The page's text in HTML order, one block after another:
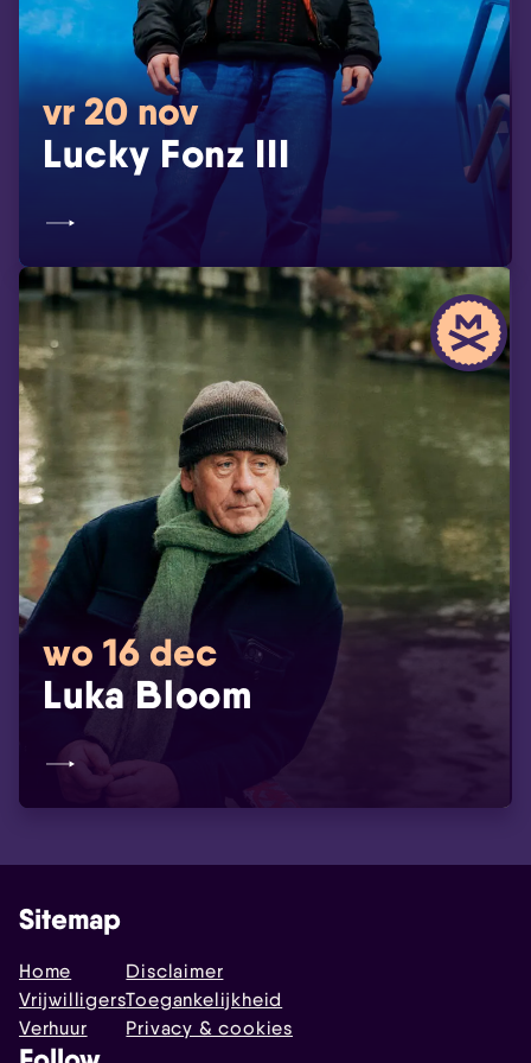
vr 20 nov
Lucky Fonz III
wo 16 dec
Luka Bloom
Sitemap
Home
Vrijwilligers
Verhuur
Disclaimer
Toegankelijkheid
Privacy & cookies